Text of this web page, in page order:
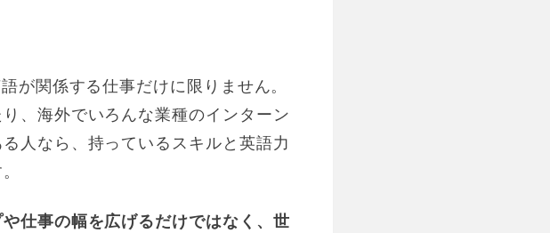
が関係する仕事だけに限りません。
、海外でいろんな業種のインターン
人なら、持っているスキルと英語力
仕事の幅を広げるだけではなく、世